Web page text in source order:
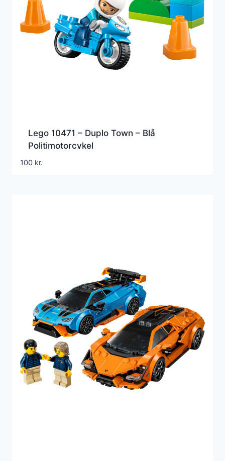
Lego 10471 – Duplo Town – Blå
Politimotorcykel
100 kr.